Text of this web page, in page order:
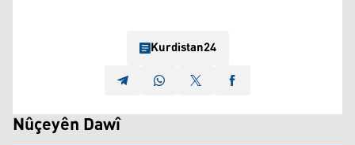
Kurdistan24
Nûçeyên Dawî